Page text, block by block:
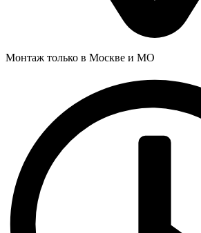
Монтаж только в Москве и МО